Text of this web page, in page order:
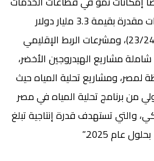
اللوجستية والتصنيع (باستثمارات مقدرة بقيمة 3.3 مليار دولار
أمريكي وفقا للسنة المالية 23/24)، ومشرعات الربط الإقليمي
مشاريع الهيدروجين الأخضر،
لمصر، ومشاريع تحلية المياه حيث
من برنامج تحلية المياه في مصر
أمريكي، والتي تستهدف قدرة إنتاجية تبلغ